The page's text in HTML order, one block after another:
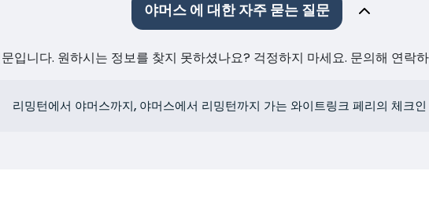
야머스 에 대한 자주 묻는 질문
입니다. 원하시는 정보를 찾지 못하셨나요? 걱정하지 마세요. 문의해 연락
리밍턴에서 야머스까지, 야머스에서 리밍턴까지 가는 와이트링크 페리의 체크